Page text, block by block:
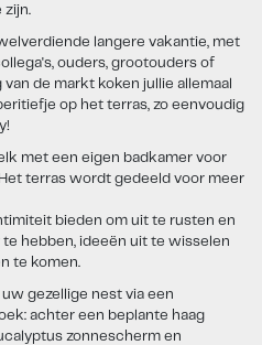
zijn.
langere vakantie, met
ouders, grootouders of
de markt koken jullie allemaal
op het terras, zo eenvoudig
met een eigen badkamer voor
terras wordt gedeeld voor meer
bieden om uit te rusten en
hebben, ideeën uit te wisselen
te komen.
gezellige nest via een
achter een beplante haag
zonnescherm en